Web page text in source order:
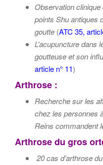
Observation clinique
points Shu antiques
goutte (ATC 35,
L’acupuncture dans
goutteuse et son
article n° 11)
Arthrose :
Recherche sur les
chez les personnes
Reins commandent
Arthrose du gros
20 cas d’arthrose